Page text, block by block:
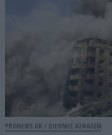
PRONEWS.GR / ΔΙΕΘΝΗΣ ΑΣΦΑΛΕΙΑ